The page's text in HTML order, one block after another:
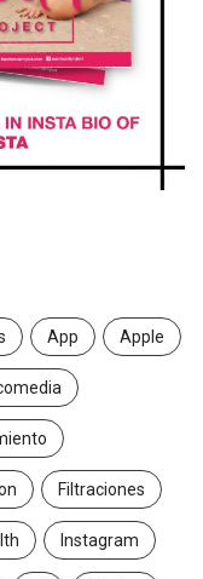
App Apple
Filtraciones
Instagram